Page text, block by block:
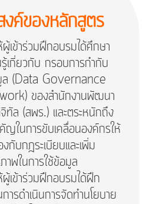
งค์ของหลักสูตร
ผู้เข้าร่วมฝึกอบรมได้ศึกษา
รู้เกี่ยวกับ กรอบการกำกับ
ล (Data Governance
ของสำนักงานพัฒนา
ทัล (สพร.) และตระหนักถึง
ญในการขับเคลื่อนองค์กรให้
กับกฎระเบียบและเพิ่ม
าพในการใช้ข้อมูล
ผู้เข้าร่วมฝึกอบรมได้ฝึก
ารดำเนินการจัดทำนโยบาย